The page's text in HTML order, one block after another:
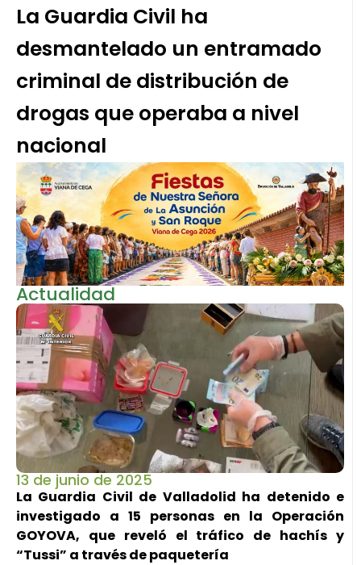
La Guardia Civil ha
desmantelado un entramado
criminal de distribución de
drogas que operaba a nivel
nacional
Actualidad
13 de junio de 2025
La Guardia Civil de Valladolid ha detenido e
investigado a 15 personas en la Operación
GOYOVA, que reveló el tráfico de hachís y
“Tussi” a través de paquetería